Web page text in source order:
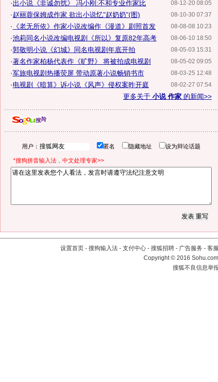
08-12-20 08:05
·出小说《非诚勿扰》 冯小刚:不和专业作家比
08-10-30 07:37
·赵丽蓉保姆成作家 欲出小说忆"赵奶奶"(图)
08-08-08 10:23
· 《老无所依》作家小说改编作《漫道》剧照首发
08-06-10 18:50
·池莉同名小说改编电视剧《所以》复原82年高考
08-05-03 15:31
·郭敬明小说《幻城》同名电视剧年底开拍
08-05-02 09:05
·著名作家柏杨代表作《旷野》 将被拍成电视剧
08-03-25 12:48
·军旅电视剧热播荧屏 带动原著小说畅销书市
08-02-27 07:54
·电视剧《暗算》诉小说《风声》侵权案昨开庭
更多关于 小说 作家 的新闻>>
用户： 匿名 隐藏地址 设为辩论话题
*搜狗拼音输入法，中文处理专家>>
设置首页 - 搜狗输入法 - 支付中心 - 搜狐招聘 - 广告服务 - 客
Copyright©2016
搜狐不良信息举